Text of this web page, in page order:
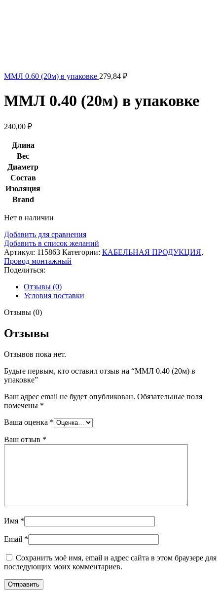
ММЛ 0.60 (20м) в упаковке 279,84 ₽
ММЛ 0.40 (20м) в упаковке
240,00 ₽
Длина
Вес
Диаметр
Состав
Изоляция
Brand
Нет в наличии
Добавить для сравнения
Добавить в список желаний
Артикул: 115863 Категории: КАБЕЛЬНАЯ ПРОДУКЦИЯ,
Провод монтажный
Поделиться:
Отзывы (0)
Условия поставки
Отзывы (0)
Отзывы
Отзывов пока нет.
Будьте первым, кто оставил отзыв на “ММЛ 0.40 (20м) в
упаковке”
Ваш адрес email не будет опубликован. Обязательные поля
помечены *
Ваша оценка *
Ваш отзыв *
Имя *
Email *
Сохранить моё имя, email и адрес сайта в этом браузере для
последующих моих комментариев.